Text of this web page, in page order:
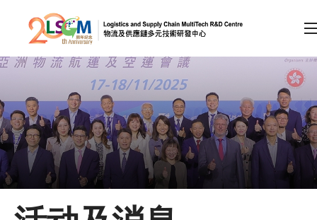
跳到内容（按回车键）
会员登录
A A EN 繁 简
主页